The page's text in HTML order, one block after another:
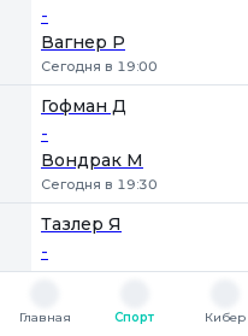
-
Вагнер Р
Сегодня в 19:00
Гофман Д
-
Вондрак М
Сегодня в 19:30
Тазлер Я
-
Вагнер Р
Главная
Спорт
Кибер